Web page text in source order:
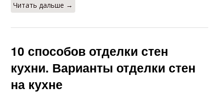
Читать дальше →
10 способов отделки стен
кухни. Варианты отделки стен
на кухне